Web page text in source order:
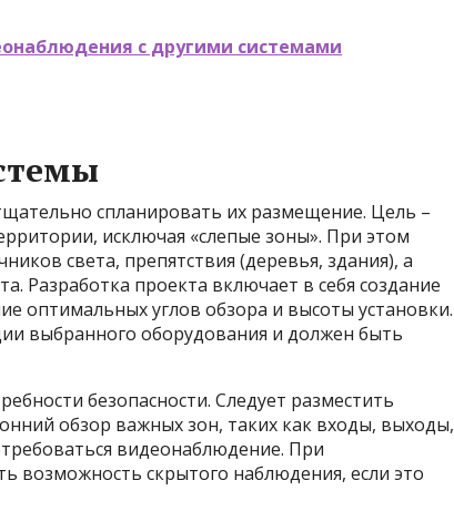
с другими системами
спланировать их размещение. Цель –
исключая «слепые зоны». При этом
света, препятствия (деревья, здания), а
Разработка проекта включает в себя создание
оптимальных углов обзора и высоты установки.
выбранного оборудования и должен быть
безопасности. Следует разместить
обзор важных зон, таких как входы, выходы,
видеонаблюдение. При
возможность скрытого наблюдения, если это